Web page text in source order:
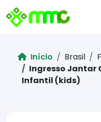
Início Brasil
Ingresso Jantar
Infantil (kids)